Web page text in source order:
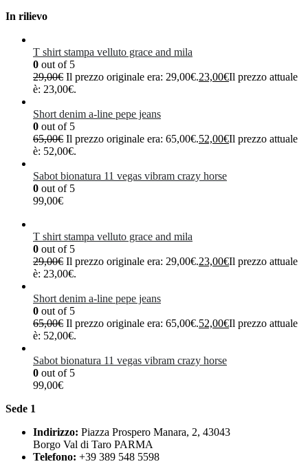
In rilievo
T shirt stampa velluto grace and mila
0 out of 5
29,00€ Il prezzo originale era: 29,00€.23,00€Il prezzo attuale
è: 23,00€.
Short denim a-line pepe jeans
0 out of 5
65,00€ Il prezzo originale era: 65,00€.52,00€Il prezzo attuale
è: 52,00€.
Sabot bionatura 11 vegas vibram crazy horse
0 out of 5
99,00€
T shirt stampa velluto grace and mila
0 out of 5
29,00€ Il prezzo originale era: 29,00€.23,00€Il prezzo attuale
è: 23,00€.
Short denim a-line pepe jeans
0 out of 5
65,00€ Il prezzo originale era: 65,00€.52,00€Il prezzo attuale
è: 52,00€.
Sabot bionatura 11 vegas vibram crazy horse
0 out of 5
99,00€
Sede 1
Indirizzo: Piazza Prospero Manara, 2, 43043
Borgo Val di Taro PARMA
Telefono: +39 389 548 5598